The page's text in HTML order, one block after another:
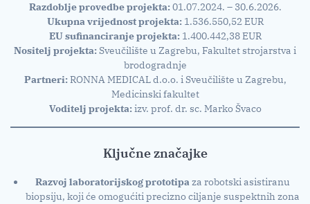
Razdoblje provedbe projekta:01.07.2024. – 30.6.2026.
Ukupna vrijednost projekta:1.536.550,52 EUR
EU sufinanciranje projekta:1.400.442,38 EUR
Nositelj projekta: Sveučilište u Zagrebu, Fakultet strojarstva i
brodogradnje
Partneri:RONNA MEDICAL d.o.o. i Sveučilište u Zagrebu,
Medicinski fakultet
Voditelj projekta:izv. prof. dr. sc. Marko Švaco
Ključne značajke
Razvoj laboratorijskog prototipaza robotski asistiranu
biopsiju, koji će omogućiti precizno ciljanje suspektnih zona